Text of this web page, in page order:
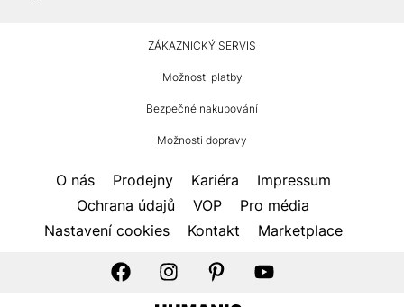
ZÁKAZNICKÝ SERVIS
Možnosti platby
Bezpečné nakupování
Možnosti dopravy
O nás Prodejny Kariéra
Impressum
Ochrana údajů
VOP
Pro média
Nastavení cookies
Kontakt Marketplace